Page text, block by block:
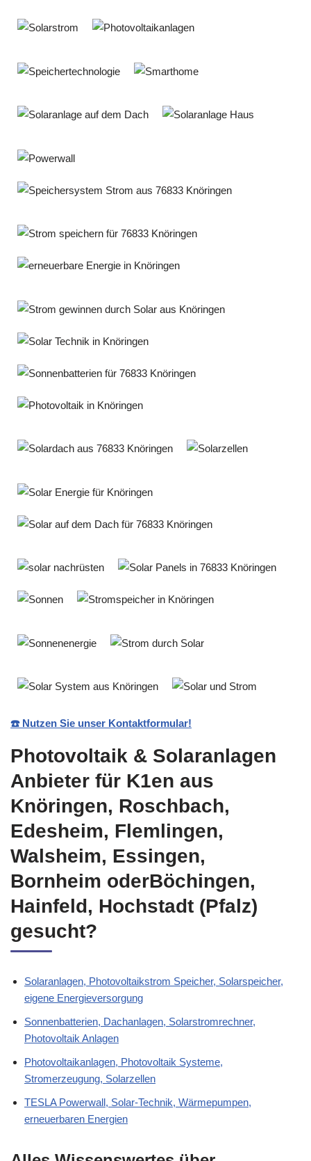
☎️ Nutzen Sie unser Kontaktformular!
Photovoltaik & Solaranlagen
Anbieter für K1en aus
Knöringen, Roschbach,
Edesheim, Flemlingen,
Walsheim, Essingen,
Bornheim oderBöchingen,
Hainfeld, Hochstadt (Pfalz)
gesucht?
Solaranlagen, Photovoltaikstrom Speicher, Solarspeicher,
eigene Energieversorgung
Sonnenbatterien, Dachanlagen, Solarstromrechner,
Photovoltaik Anlagen
Photovoltaikanlagen, Photovoltaik Systeme,
Stromerzeugung, Solarzellen
TESLA Powerwall, Solar-Technik, Wärmepumpen,
erneuerbaren Energien